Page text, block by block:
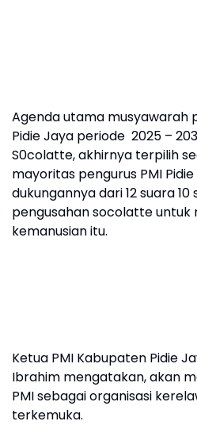
Agenda utama musyawarah
Pidie Jaya periode 2025 –
S0colatte, akhirnya terpilih
mayoritas pengurus PMI
dukungannya dari 12 suara
pengusahan socolatte untuk
kemanusian itu.
Ketua PMI Kabupaten Pidie
Ibrahim mengatakan, akan
PMI sebagai organisasi
terkemuka.